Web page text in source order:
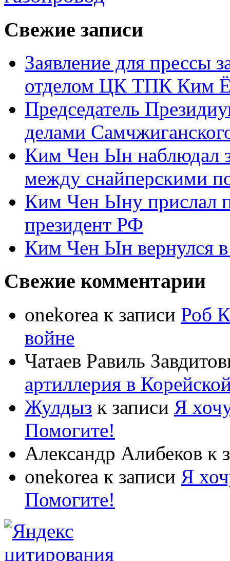
Свежие записи
Заявление для прессы
отделом ЦК ТПК Ким
Председатель
делами
Ким Чен Ын наблюдал
между снайперскими
Ким Чен Ыну прислал
президент РФ
Ким Чен Ын вернулся
Свежие комментарии
onekorea к записи Роб
войне
Чатаев Равиль
артиллерия в
Жулдыз к записи Я
Помогите!
Александр Алибеков к
onekorea к записи Я
Помогите!